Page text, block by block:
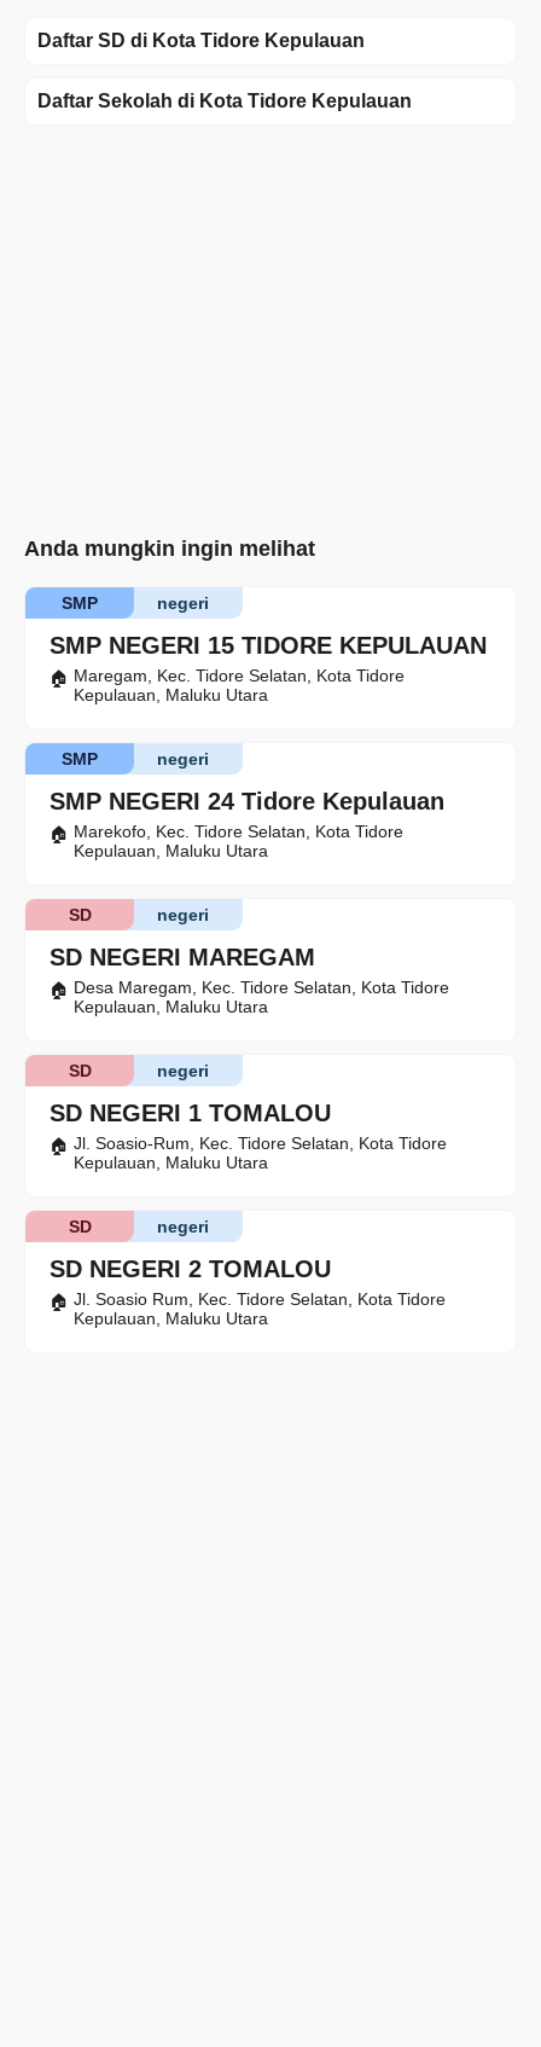
Daftar SD di Kota Tidore Kepulauan
Daftar Sekolah di Kota Tidore Kepulauan
Anda mungkin ingin melihat
SMP NEGERI 15 TIDORE KEPULAUAN
negeri
SMP
Maregam, Kec. Tidore Selatan, Kota Tidore
Kepulauan, Maluku Utara
SMP NEGERI 24 Tidore Kepulauan
negeri
SMP
Marekofo, Kec. Tidore Selatan, Kota Tidore
Kepulauan, Maluku Utara
SD NEGERI MAREGAM
negeri
SD
Desa Maregam, Kec. Tidore Selatan, Kota Tidore
Kepulauan, Maluku Utara
SD NEGERI 1 TOMALOU
negeri
SD
Jl. Soasio-Rum, Kec. Tidore Selatan, Kota Tidore
Kepulauan, Maluku Utara
SD NEGERI 2 TOMALOU
negeri
SD
Jl. Soasio Rum, Kec. Tidore Selatan, Kota Tidore
Kepulauan, Maluku Utara